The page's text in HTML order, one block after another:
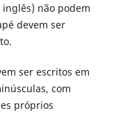
não podem
devem ser
ser escritos em
com
próprios